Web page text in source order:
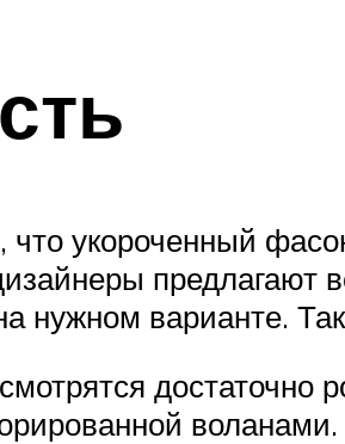
что укороченный
предлагают
нужном варианте.
воланами.